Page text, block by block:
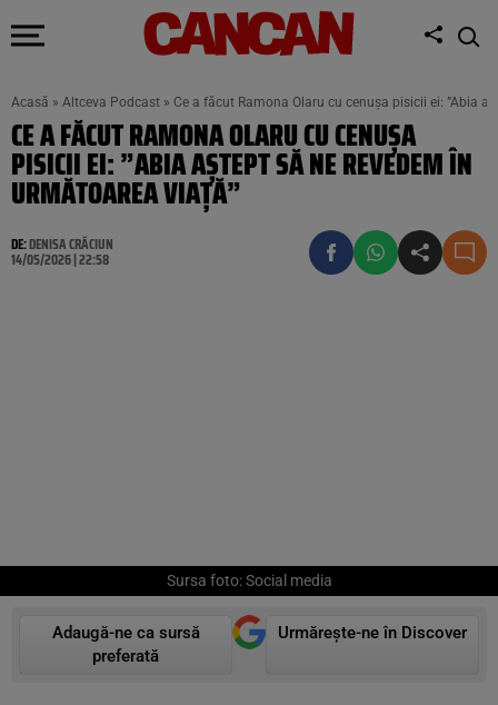
Acasă » Altceva Podcast » Ce a făcut Ramona Olaru cu cenușa pisicii ei: ”Abia
CE A FĂCUT RAMONA OLARU CU CENUȘA
PISICII EI: ”ABIA AȘTEPT SĂ NE REVEDEM ÎN
URMĂTOAREA VIAȚĂ”
DE:DENISA CRĂCIUN
14/05/2026 | 22:58
Sursa foto: Social media
Adaugă-ne ca sursă
preferată
Urmărește-ne în Discover